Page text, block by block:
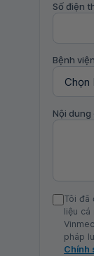
Số điện
Bệnh viện
Nội dung
Tôi đã
liệu cá
pháp
Chính